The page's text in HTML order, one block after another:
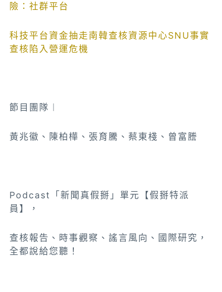
險：社群平台
科技平台資金抽走南韓查核資源中心SNU事實
查核陷入營運危機
節目團隊︱
黃兆徽、陳柏樺、張育騰、蔡東棧、曾富謄
Podcast「新聞真假掰」單元【假掰特派
員】，
查核報告、時事觀察、謠言風向、國際研究，
全都說給您聽！